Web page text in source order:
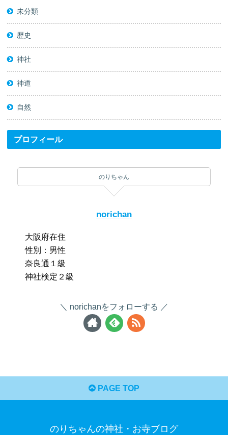
未分類
歴史
神社
神道
自然
プロフィール
のりちゃん
norichan
大阪府在住
性別：男性
奈良通１級
神社検定２級
norichanをフォローする
PAGE TOP
のりちゃんの神社・お寺ブログ